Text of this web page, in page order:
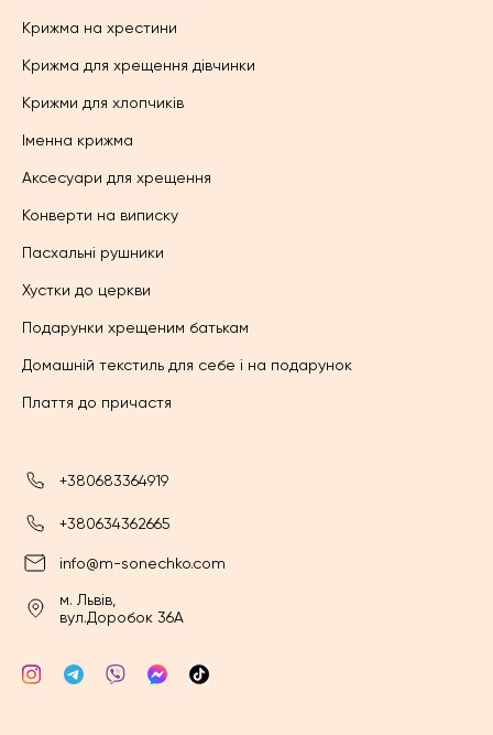
Крижма на хрестини
Крижма для хрещення дівчинки
Крижми для хлопчиків
Іменна крижма
Аксесуари для хрещення
Конверти на виписку
Пасхальні рушники
Хустки до церкви
Подарунки хрещеним батькам
Домашній текстиль для себе і на подарунок
Плаття до причастя
+380683364919
+380634362665
info@m-sonechko.com
м. Львів,
вул.Доробок 36А